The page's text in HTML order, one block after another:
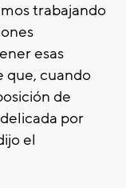
trabajando
esas
que, cuando
de
por
el